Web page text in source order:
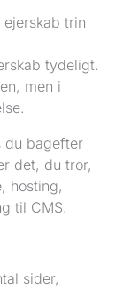
trin
tydeligt.
men i
du bagefter
det, du tror,
hosting,
til CMS.
sider,